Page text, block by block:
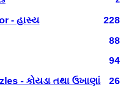
- હાસ્ય
228
88
94
- કોયડા તથા ઉખાણાં
26